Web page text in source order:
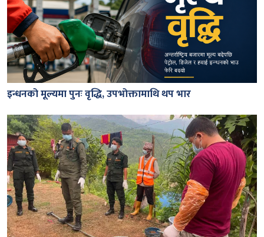
इन्धनको मूल्यमा पुनः वृद्धि, उपभोक्तामाथि थप भार